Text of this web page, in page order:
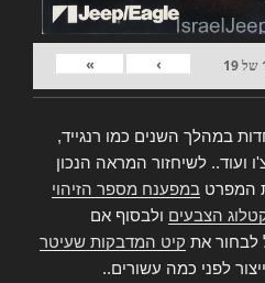
של19
›
»
במהלך השנים כמו רנגייד,
ועוד.. לשיחזור המראה הנכון
המפרט במפענח מספר הזיהוי
הצבעים ולבסוף אם
לבחור את קיט המדבקות שעיטר
לפני כמה עשורים..